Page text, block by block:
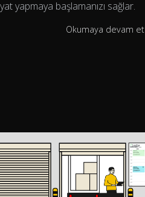
yapmaya başlamanızı sağlar.
Okumaya devam